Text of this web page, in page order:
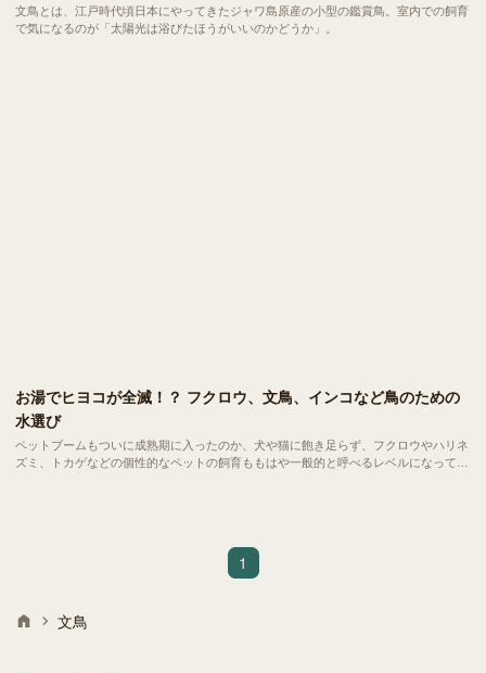
文鳥とは、江戸時代頃日本にやってきたジャワ島原産の小型の鑑賞鳥。室内での飼育
で気になるのが「太陽光は浴びたほうがいいのかどうか」。
お湯でヒヨコが全滅！？ フクロウ、文鳥、インコなど鳥のための
水選び
ペットブームもついに成熟期に入ったのか、犬や猫に飽き足らず、フクロウやハリネ
ズミ、トカゲなどの個性的なペットの飼育ももはや一般的と呼べるレベルになってき
1
文鳥